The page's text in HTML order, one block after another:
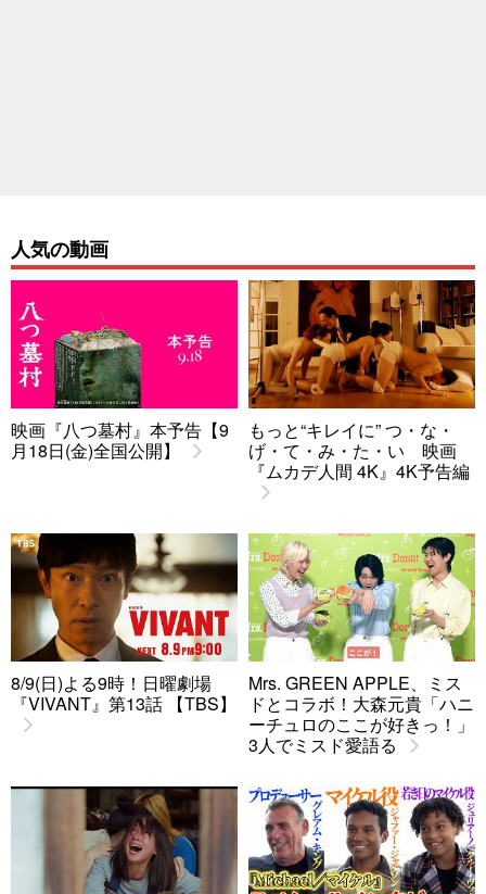
人気の動画
映画『八つ墓村』本予告【9
月18日(金)全国公開】
もっと“キレイに” つ・な・
げ・て・み・た・い 映画
『ムカデ人間 4K』4K予告編
8/9(日)よる9時！日曜劇場
『VIVANT』第13話 【TBS】
Mrs. GREEN APPLE、ミス
ドとコラボ！大森元貴「ハニ
ーチュロのここが好きっ！」
3人でミスド愛語る